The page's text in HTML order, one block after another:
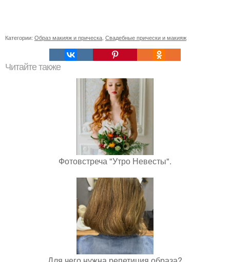
Категории: Образ макияж и прическа Свадебные прически и макияж
Читайте также
Фотовстреча "Утро Невесты".